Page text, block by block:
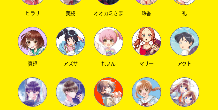
キーワードから探す
ヒラリ 美桜 オオカミさま 玲香 礼
真理 アズサ れいん マリー アクト